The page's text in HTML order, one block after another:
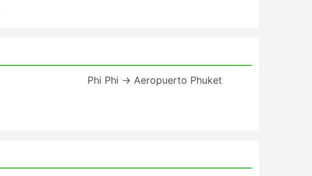
Phi Phi → Aeropuerto Phuket